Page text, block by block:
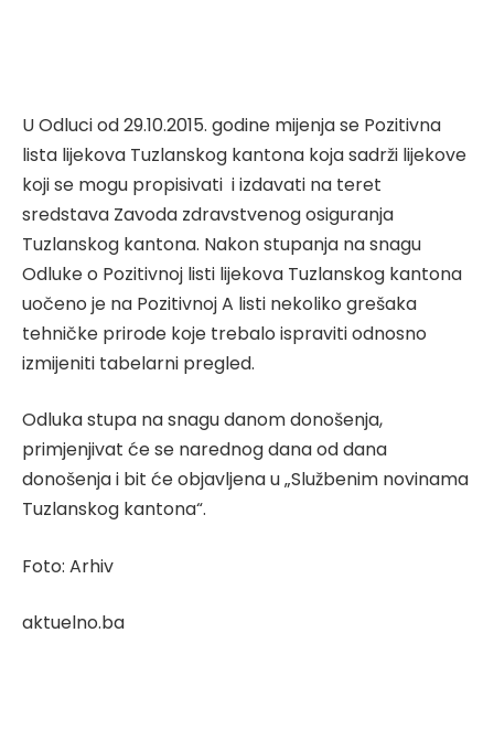
U Odluci od 29.10.2015. godine mijenja se Pozitivna
lista lijekova Tuzlanskog kantona koja sadrži lijekove
koji se mogu propisivati i izdavati na teret
sredstava Zavoda zdravstvenog osiguranja
Tuzlanskog kantona. Nakon stupanja na snagu
Odluke o Pozitivnoj listi lijekova Tuzlanskog kantona
uočeno je na Pozitivnoj A listi nekoliko grešaka
tehničke prirode koje trebalo ispraviti odnosno
izmijeniti tabelarni pregled.
Odluka stupa na snagu danom donošenja,
primjenjivat će se narednog dana od dana
donošenja i bit će objavljena u „Službenim novinama
Tuzlanskog kantona“.
Foto: Arhiv
aktuelno.ba